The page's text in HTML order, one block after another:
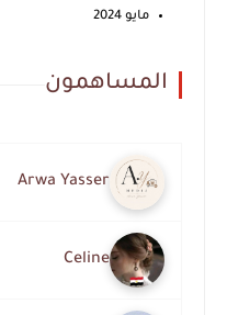
مايو 2024
المساهمون
Arwa Yasser
Celine